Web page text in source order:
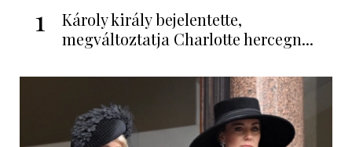
1
Károly király bejelentette,
megváltoztatja Charlotte hercegn...